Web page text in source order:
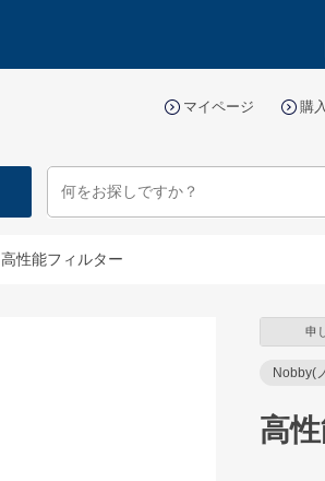
マイページ 購
高性能フィルター
申
Nobby(
高